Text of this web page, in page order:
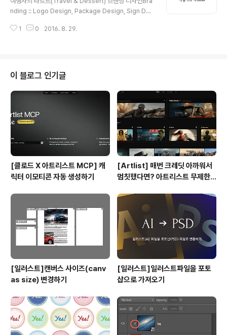
nding :: Logo Design, Package Design, Sign Des
라보레이션 형태의 여행사 & 타르트 가게 입니다. ※ 브랜
ert'를 더하였습니다. 로고디자인 뿐만 아니라 후에 간판
디자인, 패키지 디자인등도 함께 제작 되었습니다.
1 0 2016. 8. 29.
이 블로그 인기글
[클로드 X 아트리스트 MCP] 캐
릭터 이모티콘 자동 생성하기
[Artlist] 매번 크레딧 아까워서
멈칫했다면? 아트리스트 무제한
[일러스트]캔버스 사이즈(canv
as size) 변경하기
[일러스트]일러스트파일을 포토
샵으로 가져오기